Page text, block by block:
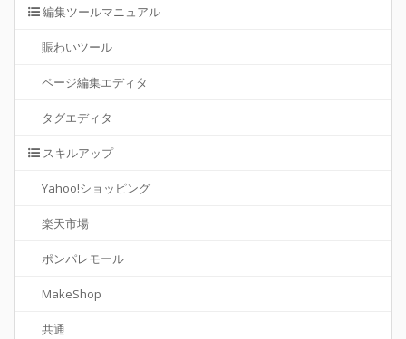
編集ツールマニュアル
賑わいツール
ページ編集エディタ
タグエディタ
スキルアップ
Yahoo!ショッピング
楽天市場
ポンパレモール
MakeShop
共通